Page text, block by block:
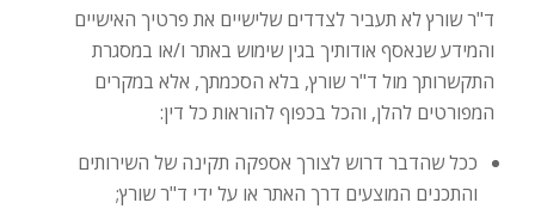
ד"ר שורץ לא תעביר לצדדים שלישיים את פרטיך האישיים
והמידע שנאסף אודותיך בגין שימוש באתר ו/או במסגרת
התקשרותך מול ד"ר שורץ, בלא הסכמתך, אלא במקרים
המפורטים להלן, והכל בכפוף להוראות כל דין:
ככל שהדבר דרוש לצורך אספקה תקינה של השירותים
והתכנים המוצעים דרך האתר או על ידי ד"ר שורץ;